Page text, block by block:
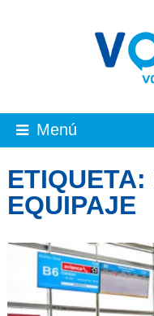
Menú
ETIQUETA:
EQUIPAJE